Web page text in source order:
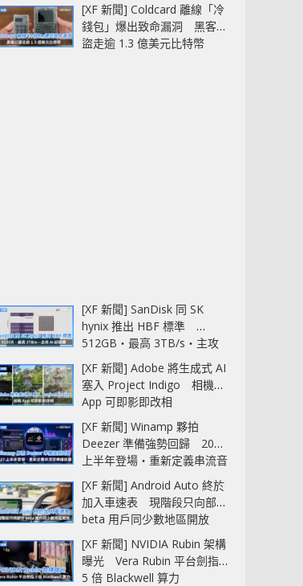
[XF 新聞] Coldcard 離線「冷
錢包」爆出致命漏洞 黑客已
盜走逾 1.3 億美元比特幣
[XF 新聞] SanDisk 同 SK
hynix 推出 HBF 標準
512GB‧最高 3TB/s‧主攻
AI 記憶體
[XF 新聞] Adobe 將生成式 AI
塞入 Project Indigo 相機
App 可即影即改相
[XF 新聞] Winamp 夥拍
Deezer 準備強勢回歸 2027
上半年登場‧重新定義串流音
樂播放器
[XF 新聞] Android Auto 終於
加入車速表 現階段只向部分
beta 用戶同少數地區開放
[XF 新聞] NVIDIA Rubin 架構
曝光 Vera Rubin 平台劍指
5 倍 Blackwell 算力